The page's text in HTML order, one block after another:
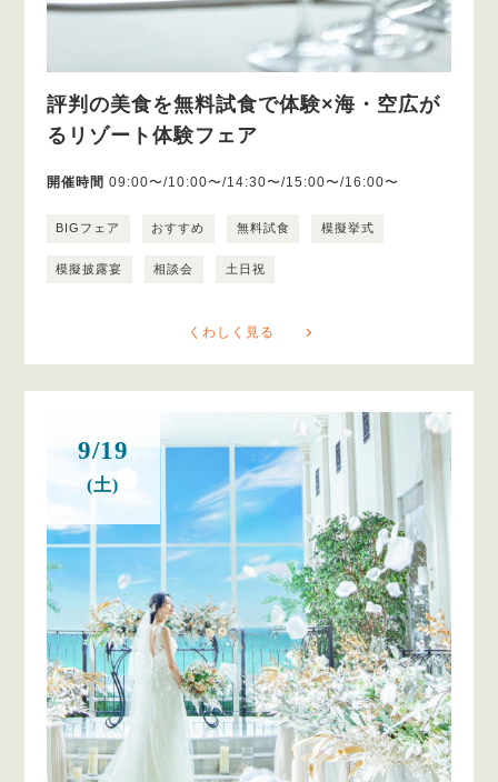
評判の美食を無料試食で体験×海・空広が
るリゾート体験フェア
開催時間 09:00〜/10:00〜/14:30〜/15:00〜/16:00〜
BIGフェア おすすめ 無料試食 模擬挙式
模擬披露宴 相談会 土日祝
くわしく見る
9/19
(土)